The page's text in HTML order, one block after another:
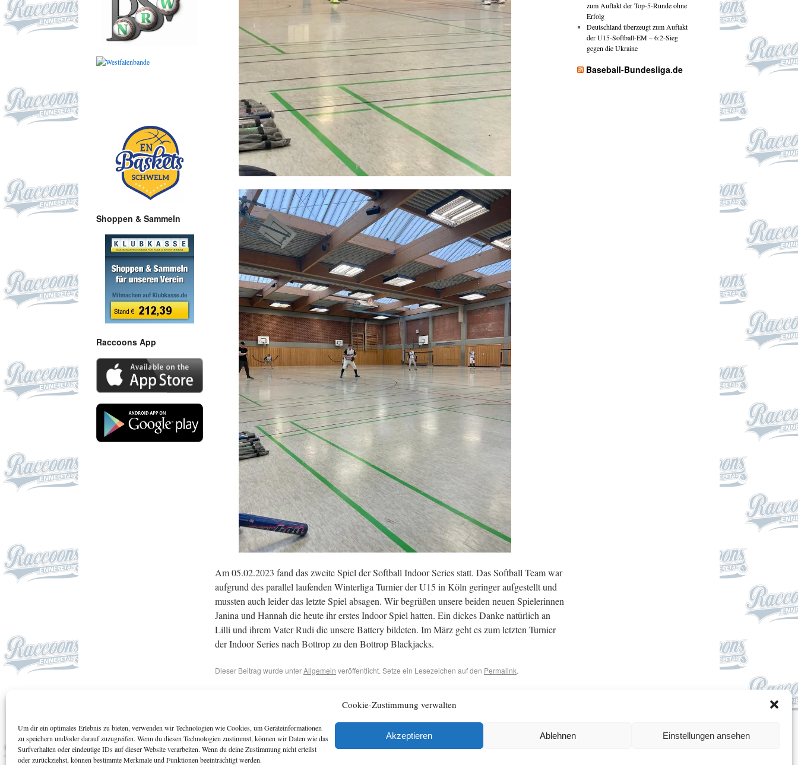
Cookie-Zustimmung verwalten
Um dir ein optimales Erlebnis zu bieten, verwenden wir Technologien wie Cookies, um Geräteinformationen
zu speichern und/oder darauf zuzugreifen. Wenn du diesen Technologien zustimmst, können wir Daten wie das
Surfverhalten oder eindeutige IDs auf dieser Website verarbeiten. Wenn du deine Zustimmung nicht erteilst
oder zurückziehst, können bestimmte Merkmale und Funktionen beeinträchtigt werden.
Akzeptieren Ablehnen Einstellungen ansehen
Am 05.02.2023 fand das zweite Spiel der Softball Indoor Series statt. Das Softball Team war
aufgrund des parallel laufenden Winterliga Turnier der U15 in Köln geringer aufgestellt und
mussten auch leider das letzte Spiel absagen. Wir begrüßen unsere beiden neuen Spielerinnen
Janina und Hannah die heute ihr erstes Indoor Spiel hatten. Ein dickes Danke natürlich an
Lilli und ihrem Vater Rudi die unsere Battery bildeten. Im März geht es zum letzten Turnier
der Indoor Series nach Bottrop zu den Bottrop Blackjacks.
Dieser Beitrag wurde unterAllgemein veröffentlicht. Setze ein Lesezeichen auf den Permalink.
Shoppen & Sammeln
Raccoons App
zum Auftakt der Top-5-Runde ohne
Erfolg
Deutschland überzeugt zum Auftakt
der U15-Softball-EM – 6:2-Sieg
gegen die Ukraine
Baseball-Bundesliga.de
Suchen Archiv Artikel
Impressum